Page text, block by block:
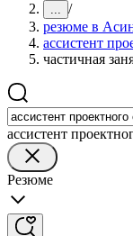
... /
резюме в
ассистент
частичная
ассистент
Резюме